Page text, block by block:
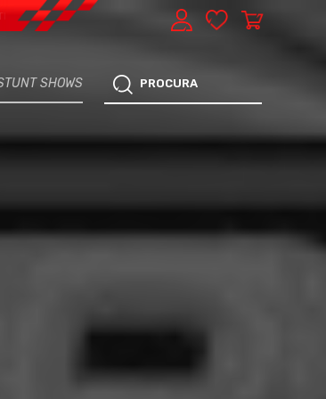
CAR SERVICE, MANUTENÇÃO DO TEU CARRO - MARCA JÁ !
SHOWS